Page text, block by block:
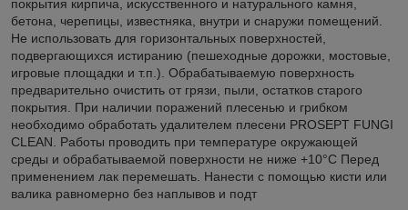
покрытия кирпича, искусственного и натурального камня,
бетона, черепицы, известняка, внутри и снаружи помещений.
Не использовать для горизонтальных поверхностей,
подвергающихся истиранию (пешеходные дорожки, мостовые,
игровые площадки и т.п.). Обрабатываемую поверхность
предварительно очистить от грязи, пыли, остатков старого
покрытия. При наличии поражений плесенью и грибком
необходимо обработать удалителем плесени PROSEPT FUNGI
CLEAN. Работы проводить при температуре окружающей
среды и обрабатываемой поверхности не ниже +10°С Перед
применением лак перемешать. Нанести с помощью кисти или
валика равномерно без наплывов и подт